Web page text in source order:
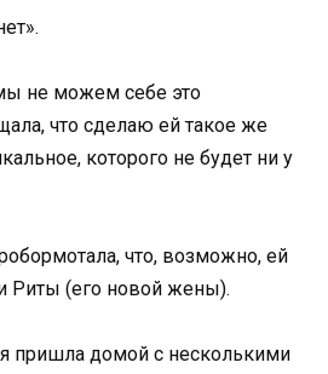
не можем себе это
что сделаю ей такое же
которого не будет ни у
что, возможно, ей
Риты (его новой жены).
пришла домой с несколькими